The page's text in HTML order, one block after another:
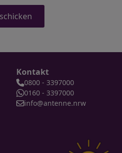
Kontakt
0800 - 3397000
0160 - 3397000
info@antenne.nrw